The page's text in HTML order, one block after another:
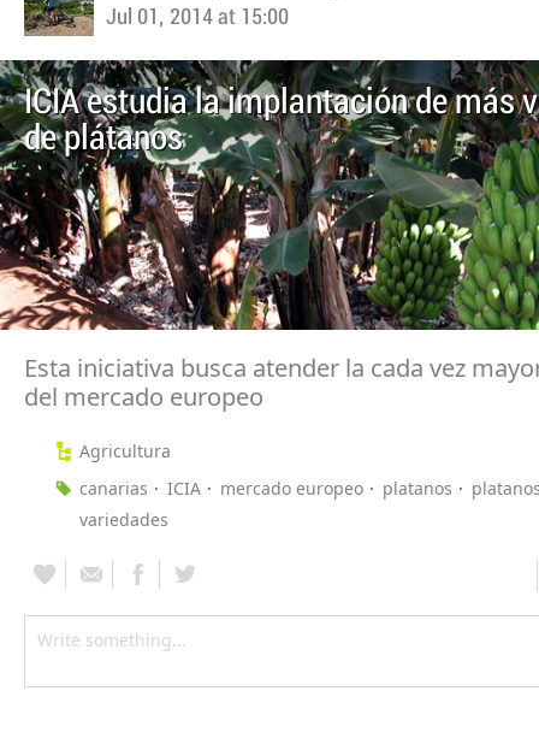
Jul 01, 2014 at 15:00
ICIA estudia la implantación de más
de plátanos
Esta iniciativa busca atender la cada vez
del mercado europeo
Agricultura
canarias
ICIA mercado europeo platanos
variedades